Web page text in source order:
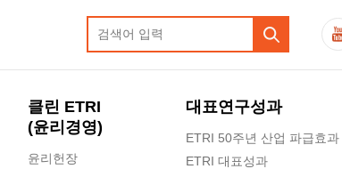
클린 ETRI
(윤리경영)
윤리헌장
대표연구성과
ETRI 50주년 산업 파급효과
ETRI 대표성과